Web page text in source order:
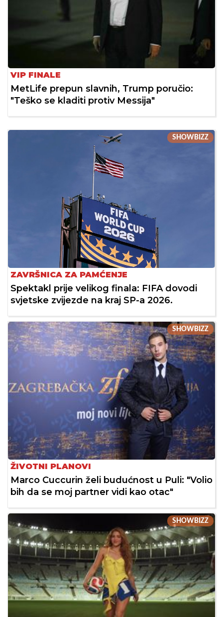
VIP FINALE
MetLife prepun slavnih, Trump poručio:
"Teško se kladiti protiv Messija"
SHOWBIZZ
ZAVRŠNICA ZA PAMĆENJE
Spektakl prije velikog finala: FIFA dovodi
svjetske zvijezde na kraj SP-a 2026.
SHOWBIZZ
ŽIVOTNI PLANOVI
Marco Cuccurin želi budućnost u Puli: "Volio
bih da se moj partner vidi kao otac"
SHOWBIZZ